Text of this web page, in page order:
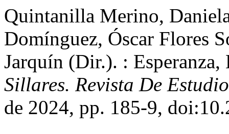
Quintanilla Merino,
Domínguez, Óscar Flores
Jarquín (Dir.). : Esperanza,
Sillares. Revista De
de 2024, pp. 185-9,